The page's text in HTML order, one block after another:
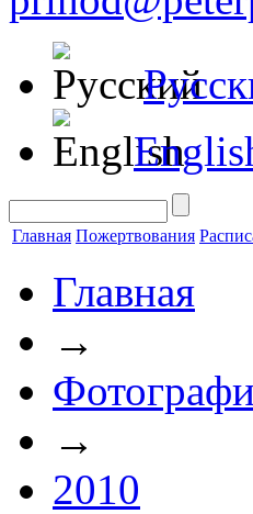
Главная Пожертвования
Главная
→
→
2010